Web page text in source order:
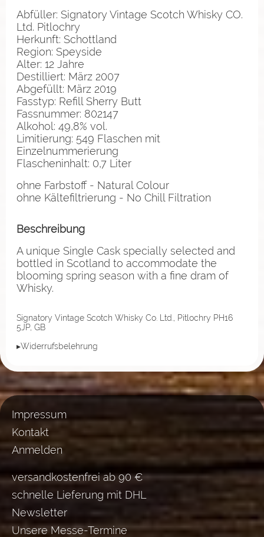
Abfüller: Signatory Vintage Scotch Whisky CO.
Ltd. Pitlochry
Herkunft: Schottland
Region: Speyside
Alter: 12 Jahre
Destilliert: März 2007
Abgefüllt: März 2019
Fasstyp: Refill Sherry Butt
Fassnummer: 802147
Alkohol: 49,8% vol.
Limitierung: 549 Flaschen mit
Einzelnummerierung
Flascheninhalt: 0,7 Liter
ohne Farbstoff - Natural Colour
ohne Kältefiltrierung - No Chill Filtration
Beschreibung
A unique Single Cask specially selected and
bottled in Scotland to accommodate the
blooming spring season with a fine dram of
Whisky.
Signatory Vintage Scotch Whisky Co. Ltd., Pitlochry PH16
5JP, GB
▸Widerrufsbelehrung
Impressum
Kontakt
Anmelden
versandkostenfrei ab 90 €
schnelle Lieferung mit DHL
Newsletter
Unsere Messe-Termine